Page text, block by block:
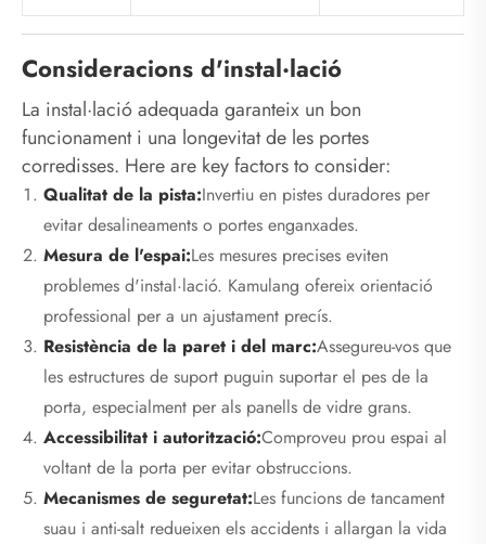
Consideracions d'instal·lació
La instal·lació adequada garanteix un bon
funcionament i una longevitat de les portes
corredisses. Here are key factors to consider:
Qualitat de la pista:Invertiu en pistes duradores per
evitar desalineaments o portes enganxades.
Mesura de l'espai:Les mesures precises eviten
problemes d'instal·lació. Kamulang ofereix orientació
professional per a un ajustament precís.
Resistència de la paret i del marc:Assegureu-vos que
les estructures de suport puguin suportar el pes de la
porta, especialment per als panells de vidre grans.
Accessibilitat i autorització:Comproveu prou espai al
voltant de la porta per evitar obstruccions.
Mecanismes de seguretat:Les funcions de tancament
suau i anti-salt redueixen els accidents i allargan la vida